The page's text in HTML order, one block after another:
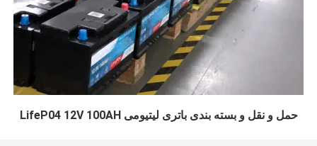
حمل و نقل و بسته بندی باتری لیتیومی LifeP04 12V 100AH